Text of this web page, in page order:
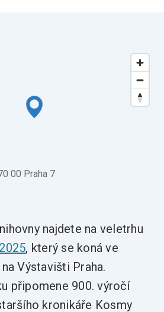
00 Praha 7
najdete na veletrhu
, který se koná ve
Výstavišti Praha.
připomene 900. výročí
kronikáře Kosmy